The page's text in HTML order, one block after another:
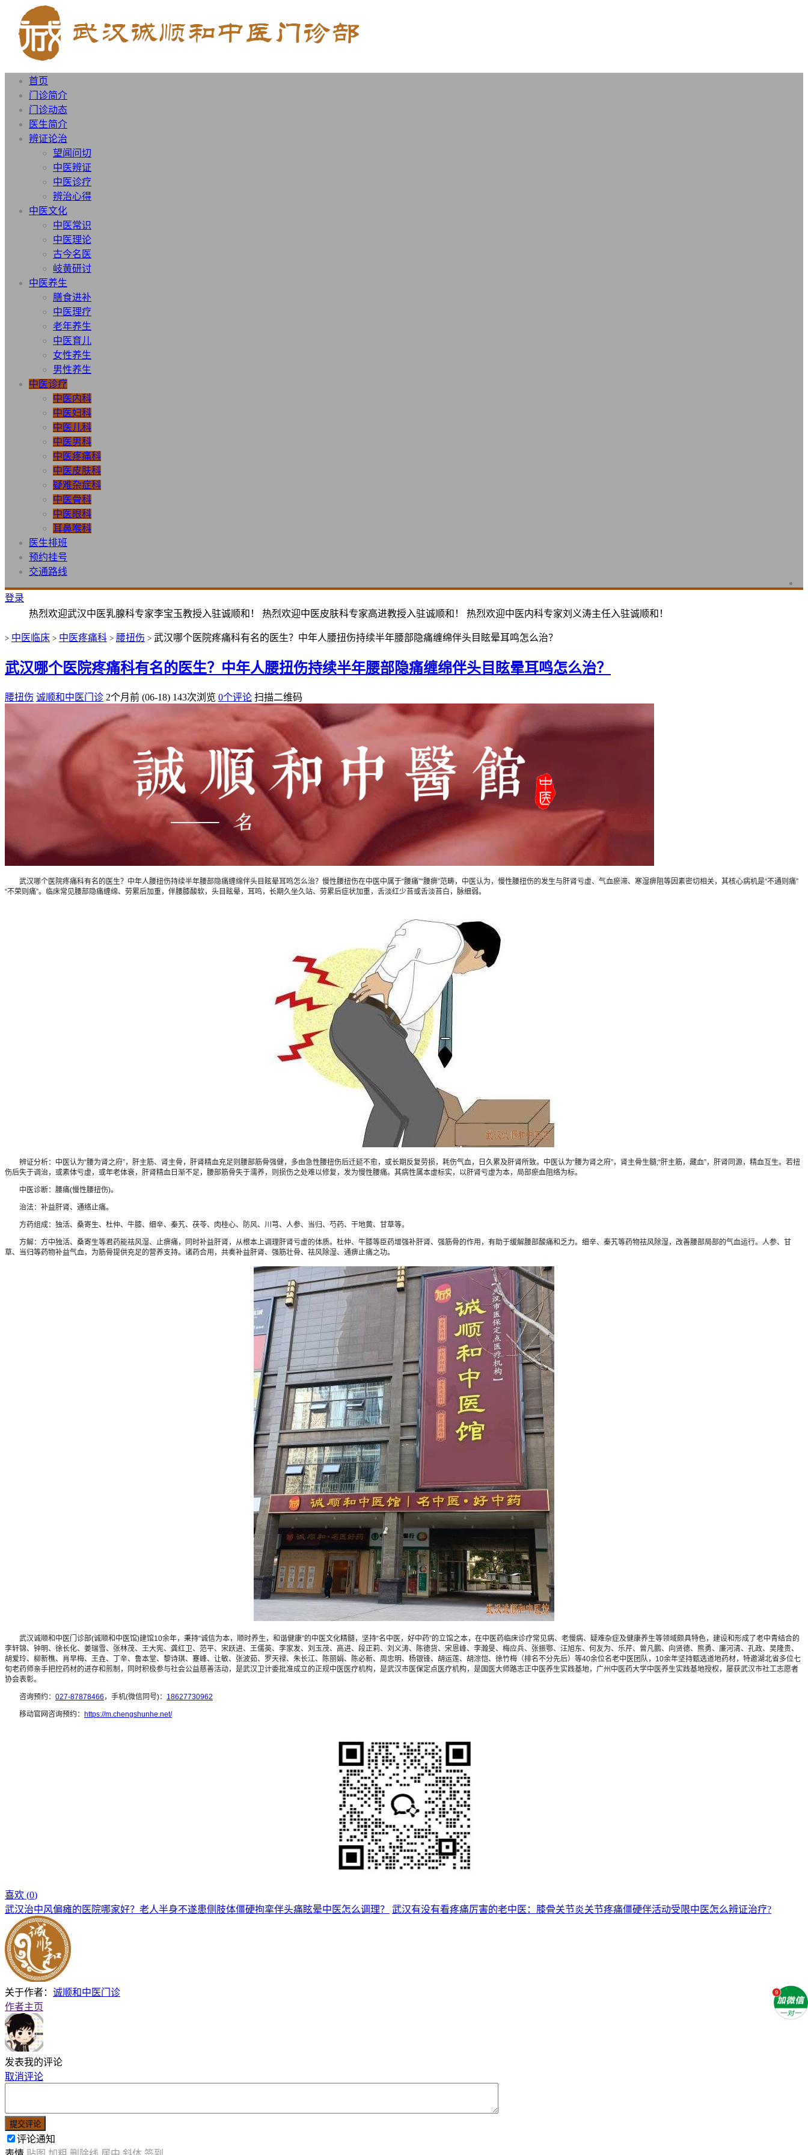
首页
门诊简介
门诊动态
医生简介
辨证论治
望闻问切
中医辨证
中医诊疗
辨治心得
中医文化
中医常识
中医理论
古今名医
岐黄研讨
中医养生
膳食进补
中医理疗
老年养生
中医育儿
女性养生
男性养生
中医诊疗
中医内科
中医妇科
中医儿科
中医男科
中医疼痛科
中医皮肤科
疑难杂症科
中医骨科
中医眼科
耳鼻喉科
医生排班
预约挂号
交通路线
登录
热烈欢迎武汉中医乳腺科专家李宝玉教授入驻诚顺和！ 热烈欢迎中医皮肤科专家高进教授入驻诚顺和！ 热烈欢迎中医内科专家刘义涛主任入驻诚顺和！
> 中医临床 > 中医疼痛科 > 腰扭伤 > 武汉哪个医院疼痛科有名的医生？中年人腰扭伤持续半年腰部隐痛缠绵伴头目眩晕耳鸣怎么治？
武汉哪个医院疼痛科有名的医生？中年人腰扭伤持续半年腰部隐痛缠绵伴头目眩晕耳鸣怎么治？
腰扭伤 诚顺和中医门诊 2个月前 (06-18) 143次浏览 0个评论 扫描二维码
武汉哪个医院疼痛科有名的医生？中年人腰扭伤持续半年腰部隐痛缠绵伴头目眩晕耳鸣怎么治？慢性腰扭伤在中医中属于“腰痛”“腰痹”范畴，中医认为，慢性腰扭伤的发生与肝肾亏虚、气血瘀滞、寒湿痹阻等因素密切相关，其核心病机是“不通则痛”
“不荣则痛”。临床常见腰部隐痛缠绵、劳累后加重，伴腰膝酸软，头目眩晕，耳鸣，长期久坐久站、劳累后症状加重，舌淡红少苔或舌淡苔白，脉细弱。
辨证分析：中医认为“腰为肾之府”，肝主筋、肾主骨，肝肾精血充足则腰部筋骨强健，多由急性腰扭伤后迁延不愈，或长期反复劳损，耗伤气血，日久累及肝肾所致。中医认为“腰为肾之府”，肾主骨生髓;“肝主筋，藏血”，肝肾同源，精血互生。若扭
伤后失于调治，或素体亏虚，或年老体衰，肝肾精血日渐不足，腰部筋骨失于濡养，则损伤之处难以修复，发为慢性腰痛。其病性属本虚标实，以肝肾亏虚为本，局部瘀血阻络为标。
中医诊断：腰痛(慢性腰扭伤)。
治法：补益肝肾、通络止痛。
方药组成：独活、桑寄生、杜仲、牛膝、细辛、秦艽、茯苓、肉桂心、防风、川芎、人参、当归、芍药、干地黄、甘草等。
方解：方中独活、桑寄生等君药能祛风湿、止痹痛，同时补益肝肾，从根本上调理肝肾亏虚的体质。杜仲、牛膝等臣药增强补肝肾、强筋骨的作用，有助于缓解腰部酸痛和乏力。细辛、秦艽等药物祛风除湿，改善腰部局部的气血运行。人参、甘
草、当归等药物补益气血，为筋骨提供充足的营养支持。诸药合用，共奏补益肝肾、强筋壮骨、祛风除湿、通痹止痛之功。
武汉诚顺和中医门诊部(诚顺和中医馆)建馆10余年，秉持“诚信为本，顺时养生，和谐健康”的中医文化精髓，坚持“名中医，好中药”的立馆之本，在中医药临床诊疗常见病、老慢病、疑难杂症及健康养生等领域颇具特色，建设和形成了老中青结合的
李轩锦、钟明、徐长化、姜瑞雪、张林茂、王大宪、龚红卫、范平、宋跃进、王儒英、李家发、刘玉茂、高进、段正莉、刘义涛、陈德货、宋恩峰、李瀚旻、梅应兵、张振鄂、汪旭东、何友为、乐芹、曾凡鹏、向贤德、熊勇、廉河清、孔政、吴隆贵、
胡爱玲、柳新樵、肖早梅、王垚、丁辛、鲁本堂、黎诗琪、蹇峰、让敏、张波茹、罗天禄、朱长江、陈丽娟、陈必新、周忠明、杨银锋、胡运莲、胡淙恺、徐竹梅（排名不分先后）等40余位名老中医团队，10余年坚持甄选道地药材，特邀湖北省多位七
旬老药师亲手把控药材的进存和煎制，同时积极参与社会公益慈善活动，是武汉卫计委批准成立的正规中医医疗机构，是武汉市医保定点医疗机构，是国医大师路志正中医养生实践基地，广州中医药大学中医养生实践基地授权，屡获武汉市社工志愿者
协会表彰。
咨询预约： 027-87878466 ，手机(微信同号)： 18627730962
移动官网咨询预约： https://m.chengshunhe.net/
喜欢 (0)
武汉治中风偏瘫的医院哪家好？老人半身不遂患侧肢体僵硬拘挛伴头痛眩晕中医怎么调理？
武汉有没有看疼痛厉害的老中医：膝骨关节炎关节疼痛僵硬伴活动受限中医怎么辨证治疗?
关于作者： 诚顺和中医门诊
作者主页
发表我的评论
取消评论
提交评论
评论通知